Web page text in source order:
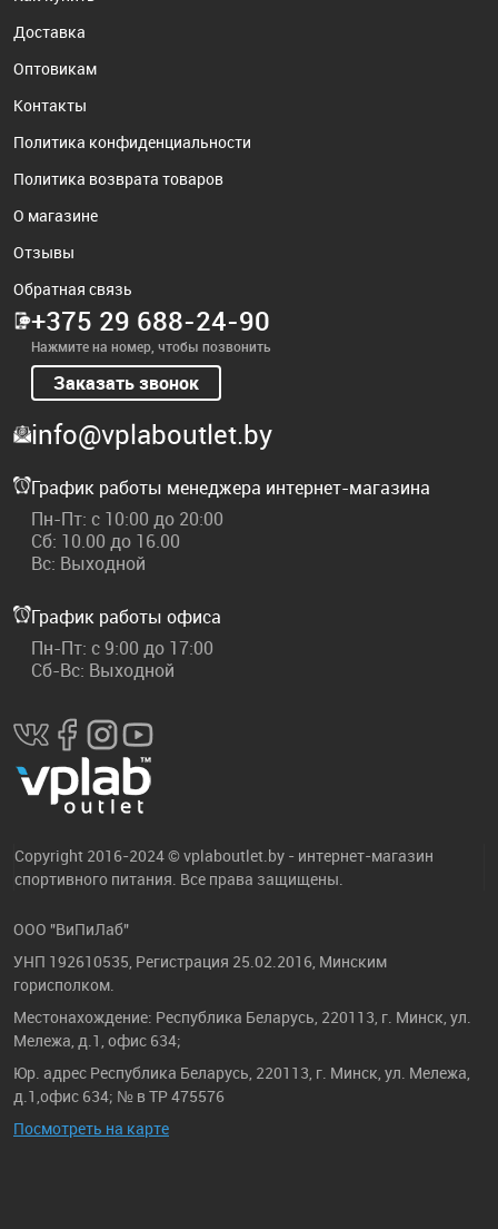
Доставка
Оптовикам
Контакты
Политика конфиденциальности
Политика возврата товаров
О магазине
Отзывы
Обратная связь
+375 29 688-24-90
Нажмите на номер, чтобы позвонить
Заказать звонок
info@vplaboutlet.by
График работы менеджера интернет-магазина
Пн-Пт: с 10:00 до 20:00
Сб: 10.00 до 16.00
Вс: Выходной
График работы офиса
Пн-Пт: с 9:00 до 17:00
Сб-Вс: Выходной
Copyright 2016-2024 © vplaboutlet.by - интернет-магазин
спортивного питания. Все права защищены.
ООО "ВиПиЛаб"
УНП 192610535, Регистрация 25.02.2016, Минским
горисполком.
Местонахождение: Республика Беларусь, 220113, г. Минск, ул.
Мележа, д.1, офис 634;
Юр. адрес Республика Беларусь, 220113, г. Минск, ул. Мележа,
д.1,офис 634; № в ТР 475576
Посмотреть на карте